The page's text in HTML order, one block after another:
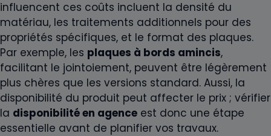
influencent ces coûts incluent la densité du
matériau, les traitements additionnels pour des
propriétés spécifiques, et le format des plaques.
Par exemple, les plaques à bords amincis,
facilitant le jointoiement, peuvent être légèrement
plus chères que les versions standard. Aussi, la
disponibilité du produit peut affecter le prix ; vérifier
la disponibilité en agence est donc une étape
essentielle avant de planifier vos travaux.